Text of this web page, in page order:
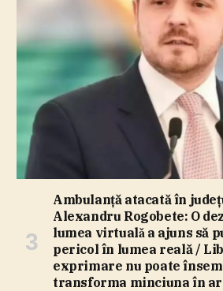
Ambulanţă atacată în
Alexandru Rogobete: O
lumea virtualǎ a ajuns să
pericol în lumea reală /
exprimare nu poate
transforma minciuna în